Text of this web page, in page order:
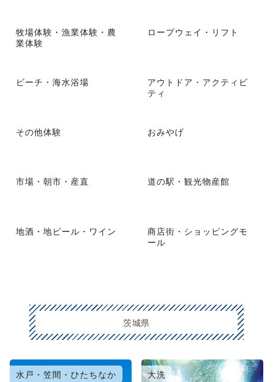
牧場体験・漁業体験・農
業体験
ロープウェイ・リフト
ビーチ・海水浴場
アウトドア・アクティビ
ティ
その他体験 おみやげ
市場・朝市・産直 道の駅・観光物産館
地酒・地ビール・ワイン
商店街・ショッピングモ
ール
茨城県
水戸・笠間・ひたちなか 大洗